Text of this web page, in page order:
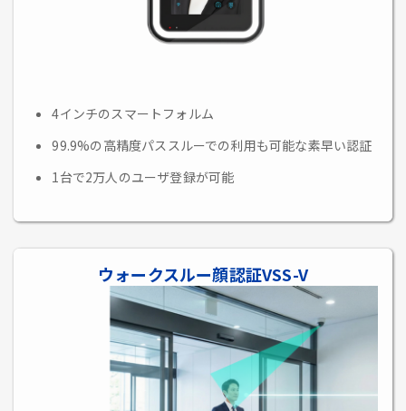
4インチのスマートフォルム
99.9%の高精度パススルーでの利用も可能な素早い認証
1台で2万人のユーザ登録が可能
ウォークスルー顔認証VSS-V